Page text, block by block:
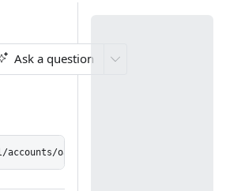
Ask a question
oauth